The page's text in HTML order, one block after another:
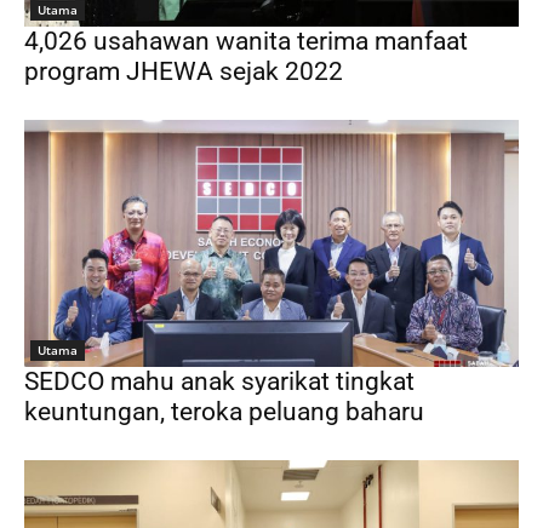
Utama
4,026 usahawan wanita terima manfaat
program JHEWA sejak 2022
Utama
SEDCO mahu anak syarikat tingkat
keuntungan, teroka peluang baharu